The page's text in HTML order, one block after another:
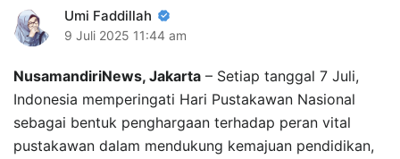
Umi Faddillah
9 Juli 2025 11:44 am
NusamandiriNews, Jakarta – Setiap tanggal 7 Juli,
Indonesia memperingati Hari Pustakawan Nasional
sebagai bentuk penghargaan terhadap peran vital
pustakawan dalam mendukung kemajuan pendidikan,